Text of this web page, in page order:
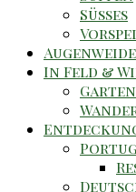
Süsses
Augenweide
In Feld &
Garten